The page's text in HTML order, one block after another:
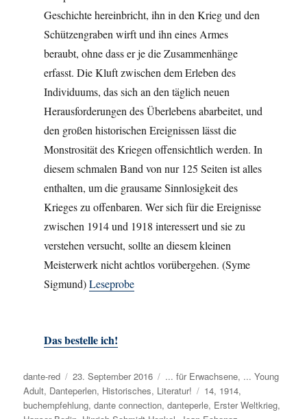
Geschichte hereinbricht, ihn in den Krieg und den
Schützengraben wirft und ihn eines Armes
beraubt, ohne dass er je die Zusammenhänge
erfasst. Die Kluft zwischen dem Erleben des
Individuums, das sich an den täglich neuen
Herausforderungen des Überlebens abarbeitet, und
den großen historischen Ereignissen lässt die
Monstrosität des Kriegen offensichtlich werden. In
diesem schmalen Band von nur 125 Seiten ist alles
enthalten, um die grausame Sinnlosigkeit des
Krieges zu offenbaren. Wer sich für die Ereignisse
zwischen 1914 und 1918 interessert und sie zu
verstehen versucht, sollte an diesem kleinen
Meisterwerk nicht achtlos vorübergehen. (Syme
Sigmund)Leseprobe
Das bestelle ich!
Autor
dante-red
Veröffentlicht
am
23. September 2016 Kategorien
... für Erwachsene, ... Young
Adult, Danteperlen, Historisches, Literatur! Schlagwörter
14, 1914,
buchempfehlung,dante connection,danteperle, Erster Weltkrieg,